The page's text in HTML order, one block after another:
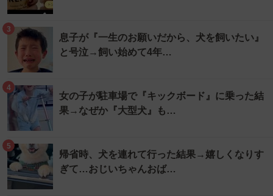
3
息子が『一生のお願いだから、犬を飼いたい』
と号泣→飼い始めて4年…
4
女の子が駐車場で『キックボード』に乗った結
果→なぜか『大型犬』も…
5
帰省時、犬を連れて行った結果→嬉しくなりす
ぎて…おじいちゃんおば…